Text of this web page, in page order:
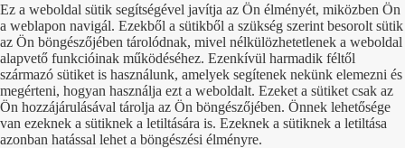
Ez a weboldal sütik segítségével javítja az Ön élményét, miközben Ön
a weblapon navigál. Ezekből a sütikből a szükség szerint besorolt sütik
az Ön böngészőjében tárolódnak, mivel nélkülözhetetlenek a weboldal
alapvető funkcióinak működéséhez. Ezenkívül harmadik féltől
származó sütiket is használunk, amelyek segítenek nekünk elemezni és
megérteni, hogyan használja ezt a weboldalt. Ezeket a sütiket csak az
Ön hozzájárulásával tárolja az Ön böngészőjében. Önnek lehetősége
van ezeknek a sütiknek a letiltására is. Ezeknek a sütiknek a letiltása
azonban hatással lehet a böngészési élményre.